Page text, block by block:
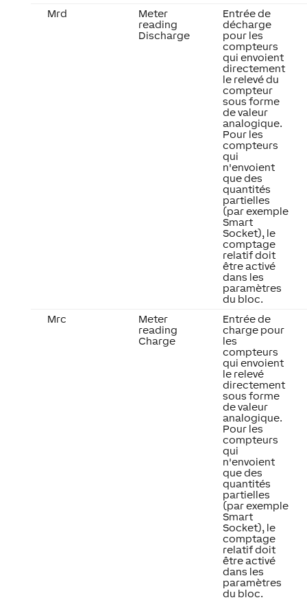
Mrd
Meter
reading
Discharge
Entrée de
décharge
pour les
compteurs
qui envoient
directement
le relevé du
compteur
sous forme
de valeur
analogique.
Pour les
compteurs
qui
n'envoient
que des
quantités
partielles
(par exemple
Smart
Socket), le
comptage
relatif doit
être activé
dans les
paramètres
du bloc.
Mrc
Meter
reading
Charge
Entrée de
charge pour
les
compteurs
qui envoient
le relevé
directement
sous forme
de valeur
analogique.
Pour les
compteurs
qui
n'envoient
que des
quantités
partielles
(par exemple
Smart
Socket), le
comptage
relatif doit
être activé
dans les
paramètres
du bloc.